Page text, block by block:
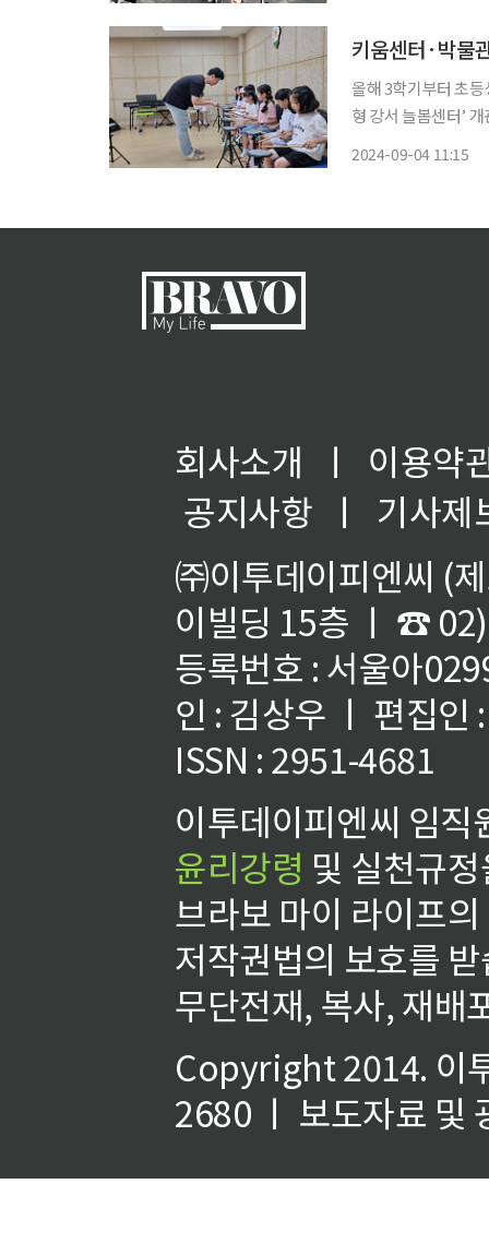
키움센터·박물
올해 3학기부터 초
형 강서 늘봄센터’ 개관 올해 2학기부터 초등학교 1학년을 대상으로 ‘늘봄학교’가
2024-09-04 11:15
회사소개 ㅣ
이용약
공지사항
ㅣ
기사제
㈜이투데이피엔씨 (
이빌딩 15층 ㅣ ☎
등록번호 : 서울아
인 : 김상우 ㅣ 편집인
ISSN : 2951-4681
이투데이피엔씨 임
윤리강령 및 실천규
브라보 마이 라이프
저작권법의 보호를
무단전재, 복사, 재배
Copyright 2014. 이
2680 ㅣ 보도자료